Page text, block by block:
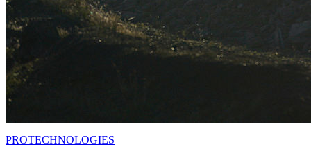
PROTECHNOLOGIES